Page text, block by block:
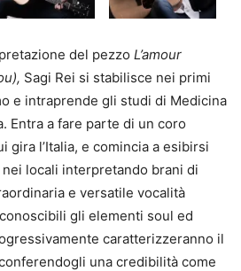
del pezzo L’amour
Sagi Rei si stabilisce nei primi
e intraprende gli studi di Medicina
Entra a fare parte di un coro
gira l’Italia, e comincia a esibirsi
locali interpretando brani di
e versatile vocalità
gli elementi soul ed
caratterizzeranno il
una credibilità come